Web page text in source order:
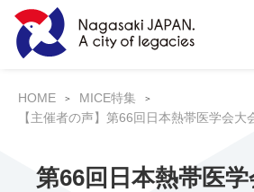
HOME
MICE特集
【主催者の声】第66回日本熱帯医学会大
第66回日本熱帯医